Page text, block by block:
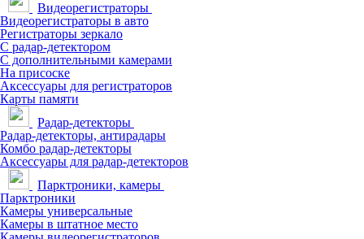
Видеорегистраторы
Видеорегистраторы в авто
Регистраторы зеркало
С радар-детектором
С дополнительными камерами
На присоске
Аксессуары для регистраторов
Карты памяти
Радар-детекторы
Радар-детекторы, антирадары
Комбо радар-детекторы
Аксессуары для радар-детекторов
Парктроники, камеры
Парктроники
Камеры универсальные
Камеры в штатное место